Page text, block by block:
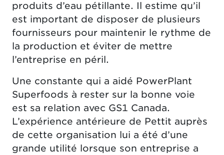
produits d’eau pétillante. Il estime qu’il
est important de disposer de plusieurs
fournisseurs pour maintenir le rythme de
la production et éviter de mettre
l’entreprise en péril.
Une constante qui a aidé PowerPlant
Superfoods à rester sur la bonne voie
est sa relation avec GS1 Canada.
L’expérience antérieure de Pettit auprès
de cette organisation lui a été d’une
grande utilité lorsque son entreprise a